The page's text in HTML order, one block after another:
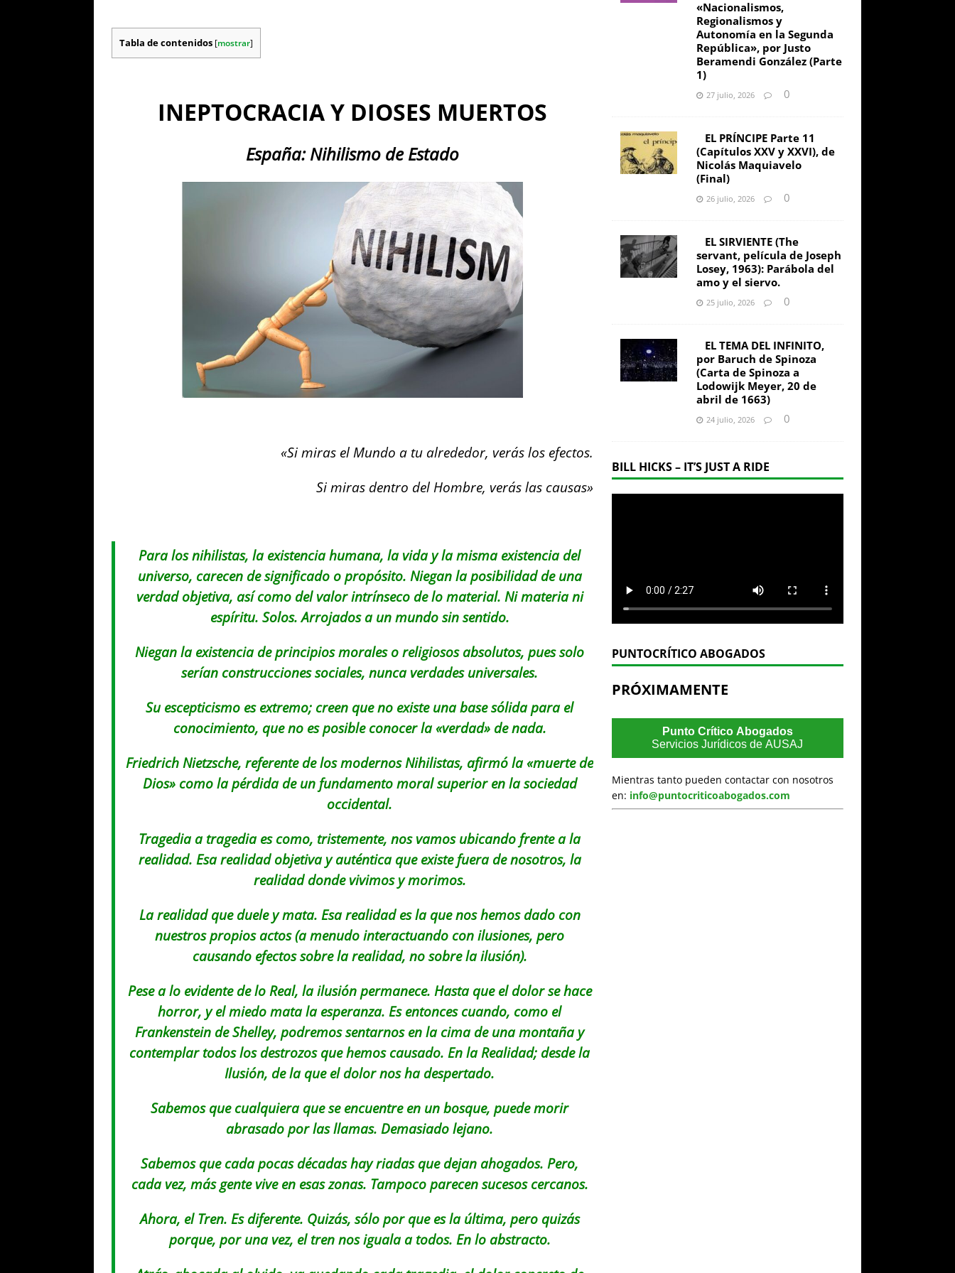
Tabla de contenidos [mostrar]
INEPTOCRACIA Y DIOSES MUERTOS
España: Nihilismo de Estado
«Si miras el Mundo a tu alrededor, verás los efectos.
Si miras dentro del Hombre, verás las causas»
Para los nihilistas, la existencia humana, la vida y la misma existencia del
universo, carecen de significado o propósito. Niegan la posibilidad de una
verdad objetiva, así como del valor intrínseco de lo material. Ni materia ni
espíritu. Solos. Arrojados a un mundo sin sentido.
Niegan la existencia de principios morales o religiosos absolutos, pues solo
serían construcciones sociales, nunca verdades universales.
Su escepticismo es extremo; creen que no existe una base sólida para el
conocimiento, que no es posible conocer la «verdad» de nada.
Friedrich Nietzsche, referente de los modernos Nihilistas, afirmó la «muerte de
Dios» como la pérdida de un fundamento moral superior en la sociedad
occidental.
Tragedia a tragedia es como, tristemente, nos vamos ubicando frente a la
realidad. Esa realidad objetiva y auténtica que existe fuera de nosotros, la
realidad donde vivimos y morimos.
La realidad que duele y mata. Esa realidad es la que nos hemos dado con
nuestros propios actos (a menudo interactuando con ilusiones, pero
causando efectos sobre la realidad, no sobre la ilusión).
Pese a lo evidente de lo Real, la ilusión permanece. Hasta que el dolor se hace
horror, y el miedo mata la esperanza. Es entonces cuando, como el
Frankenstein de Shelley, podremos sentarnos en la cima de una montaña y
contemplar todos los destrozos que hemos causado. En la Realidad; desde la
Ilusión, de la que el dolor nos ha despertado.
Sabemos que cualquiera que se encuentre en un bosque, puede morir
abrasado por las llamas. Demasiado lejano.
Sabemos que cada pocas décadas hay riadas que dejan ahogados. Pero,
cada vez, más gente vive en esas zonas. Tampoco parecen sucesos cercanos.
Ahora, el Tren. Es diferente. Quizás, sólo por que es la última, pero quizás
porque, por una vez, el tren nos iguala a todos. En lo abstracto.
«Nacionalismos,
Regionalismos y
Autonomía en la Segunda
República», por Justo
Beramendi González (Parte
1)
27 julio, 2026 0
EL PRÍNCIPE Parte 11
(Capítulos XXV y XXVI), de
Nicolás Maquiavelo
(Final)
26 julio, 2026 0
EL SIRVIENTE (The
servant, película de Joseph
Losey, 1963): Parábola del
amo y el siervo.
25 julio, 2026 0
EL TEMA DEL INFINITO,
por Baruch de Spinoza
(Carta de Spinoza a
Lodowijk Meyer, 20 de
abril de 1663)
24 julio, 2026 0
BILL HICKS – IT’S JUST A RIDE
PUNTOCRÍTICO ABOGADOS
PRÓXIMAMENTE
Punto Crítico Abogados
Servicios Jurídicos de AUSAJ
Mientras tanto pueden contactar con nosotros
en: info@puntocriticoabogados.com